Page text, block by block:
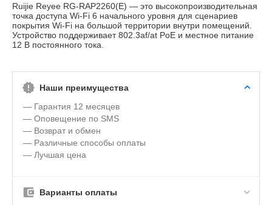
Ruijie Reyee RG-RAP2260(E) — это высокопроизводительная
точка доступа Wi-Fi 6 начального уровня для сценариев
покрытия Wi-Fi на большой территории внутри помещений.
Устройство поддерживает 802.3af/at PoE и местное питание
12 В постоянного тока.
Наши преимущества
— Гарантия 12 месяцев
— Оповещение по SMS
— Возврат и обмен
— Различные способы оплаты
— Лучшая цена
Варианты оплаты